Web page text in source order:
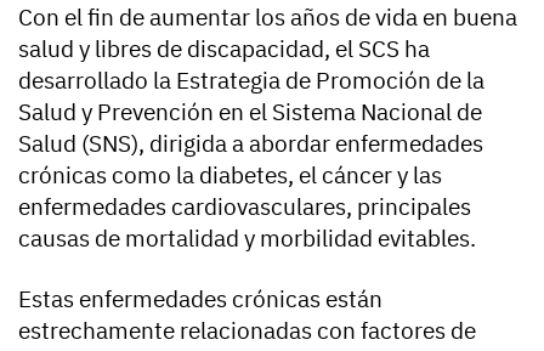
Con el fin de aumentar los años de vida en buena
salud y libres de discapacidad, el SCS ha
desarrollado la Estrategia de Promoción de la
Salud y Prevención en el Sistema Nacional de
Salud (SNS), dirigida a abordar enfermedades
crónicas como la diabetes, el cáncer y las
enfermedades cardiovasculares, principales
causas de mortalidad y morbilidad evitables.
Estas enfermedades crónicas están
estrechamente relacionadas con factores de